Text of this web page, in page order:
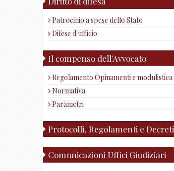
Patrocinio a spese dello Stato
Difese d'ufficio
Il compenso dell'Avvocato
Regolamento Opinamenti e modulistica
Normativa
Parametri
Protocolli, Regolamenti e Decreti
Comunicazioni Uffici Giudiziari